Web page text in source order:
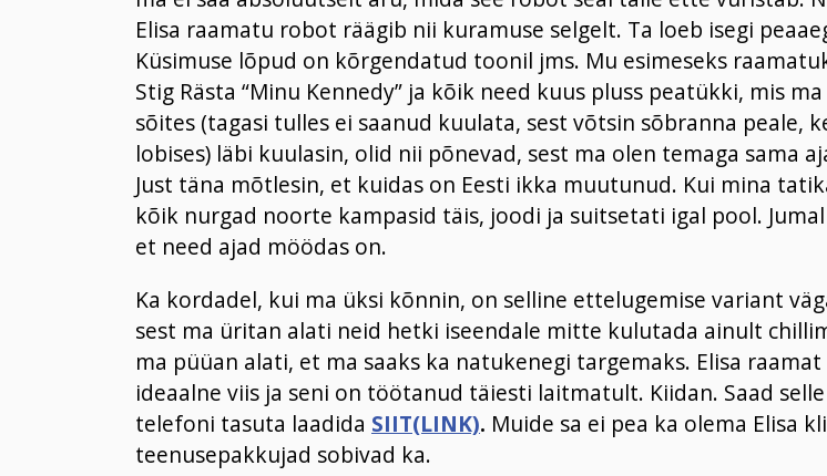
Elisa raamatu robot räägib nii kuramuse selgelt. Ta loeb isegi
Küsimuse lõpud on kõrgendatud toonil jms. Mu esimeseks
Stig Rästa “Minu Kennedy” ja kõik need kuus pluss peatükki, mis
sõites (tagasi tulles ei saanud kuulata, sest võtsin sõbranna peale,
lobises) läbi kuulasin, olid nii põnevad, sest ma olen temaga sama
Just täna mõtlesin, et kuidas on Eesti ikka muutunud. Kui mina
kõik nurgad noorte kampasid täis, joodi ja suitsetati igal pool.
et need ajad möödas on.
Ka kordadel, kui ma üksi kõnnin, on selline ettelugemise variant
sest ma üritan alati neid hetki iseendale mitte kulutada ainult
ma püüan alati, et ma saaks ka natukenegi targemaks. Elisa
ideaalne viis ja seni on töötanud täiesti laitmatult. Kiidan. Saad
telefoni tasuta laadida SIIT(LINK). Muide sa ei pea ka olema Elisa
teenusepakkujad sobivad ka.